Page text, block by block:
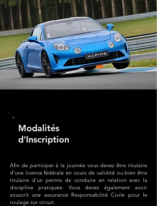
Modalités
d'Inscription
Afin de participer à la journée vous devez être titulaire
d'une licence fédérale en cours de validité ou bien être
titulaire d'un permis de conduire en relation avec la
discipline pratiquée. Vous devez également avoir
souscrit une assurance Responsabilité Civile pour le
roulage sur circuit.